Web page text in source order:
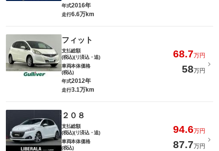
年式2016年
走行6.6万km
フィット
支払総額
(税込)(リ済込・追)
68.7万円
車両本体価格
(税込)
58万円
年式2012年
走行3.1万km
２０８
支払総額
(税込)(リ済込・追)
94.6万円
車両本体価格
(税込)
87.7万円